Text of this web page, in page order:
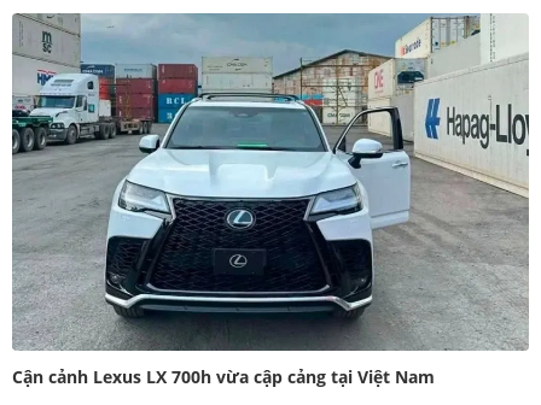
Cận cảnh Lexus LX 700h vừa cập cảng tại Việt Nam